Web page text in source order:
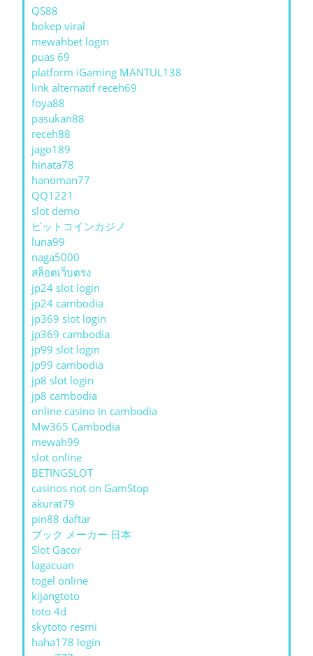
QS88
bokep viral
mewahbet login
puas 69
platform iGaming MANTUL138
link alternatif receh69
foya88
pasukan88
receh88
jago189
hinata78
hanoman77
QQ1221
slot demo
ビットコインカジノ
luna99
naga5000
สล็อตเว็บตรง
jp24 slot login
jp24 cambodia
jp369 slot login
jp369 cambodia
jp99 slot login
jp99 cambodia
jp8 slot login
jp8 cambodia
online casino in cambodia
Mw365 Cambodia
mewah99
slot online
BETINGSLOT
casinos not on GamStop
akurat79
pin88 daftar
ブック メーカー 日本
Slot Gacor
lagacuan
togel online
kijangtoto
toto 4d
skytoto resmi
haha178 login